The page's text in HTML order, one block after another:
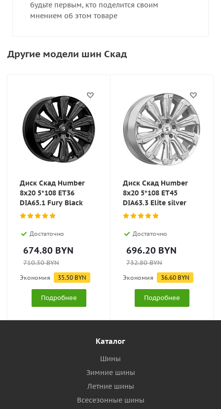
будьте первым, кто поделится своим
мнением об этом товаре
Другие модели шин Скад
Диск Скад Humber
8x20 5*108 ET36
DIA65.1 Fury Black
Достаточно
674.80 BYN
710.30BYN
Экономия 35.50 BYN
Подробнее
Диск Скад Humber
8x20 5*108 ET45
DIA63.3 Elite silver
Достаточно
696.20 BYN
732.80BYN
Экономия 36.60 BYN
Подробнее
Каталог
Шины
Зимние шины
Летние шины
Всесезонные шины